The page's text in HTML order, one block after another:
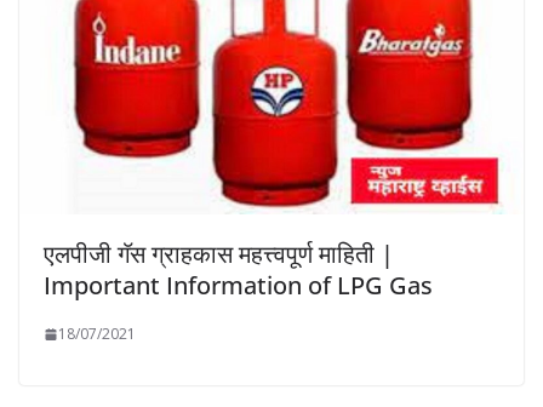
एलपीजी गॅस ग्राहकास महत्त्वपूर्ण माहिती |
Important Information of LPG Gas
18/07/2021